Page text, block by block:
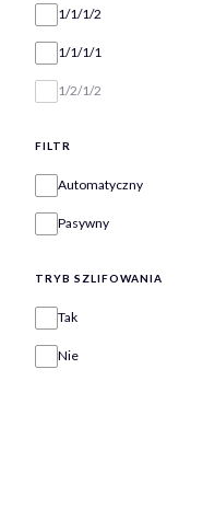
Klasa optyczna
1/1/1/2
1/1/1/1
1/2/1/2
FILTR
FiltrAutomatyczny
Pasywny
TRYB SZLIFOWANIA
Tryb szlifowania
Tak
Nie